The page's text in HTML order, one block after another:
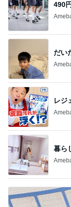
490
だい
レジ
暮ら